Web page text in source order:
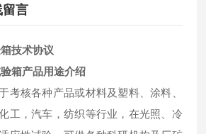
留言
技术协议
箱产品用途介绍
考核各种产品或材料及塑料、涂料、
工，汽车，纺织等行业，在光照、冷